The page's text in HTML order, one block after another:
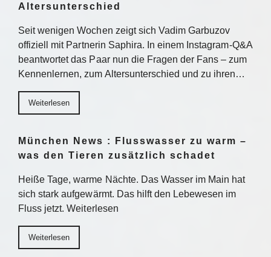
Altersunterschied
Seit wenigen Wochen zeigt sich Vadim Garbuzov
offiziell mit Partnerin Saphira. In einem Instagram-Q&A
beantwortet das Paar nun die Fragen der Fans – zum
Kennenlernen, zum Altersunterschied und zu ihren…
Weiterlesen
München News : Flusswasser zu warm –
was den Tieren zusätzlich schadet
Heiße Tage, warme Nächte. Das Wasser im Main hat
sich stark aufgewärmt. Das hilft den Lebewesen im
Fluss jetzt. Weiterlesen
Weiterlesen